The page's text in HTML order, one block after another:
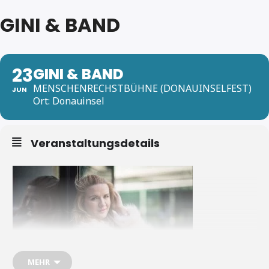
GINI & BAND
23
JUN
GINI & BAND
MENSCHENRECHSTBÜHNE (DONAUINSELFEST)
Ort: Donauinsel
Veranstaltungsdetails
MEHR